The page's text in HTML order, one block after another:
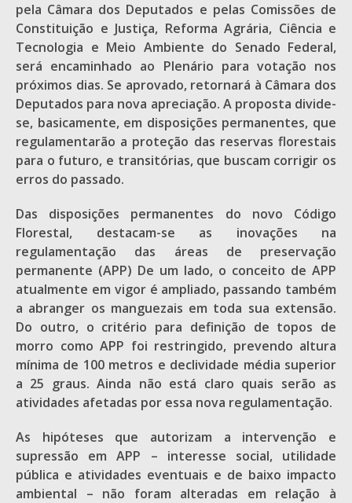
pela Câmara dos Deputados e pelas Comissões de
Constituição e Justiça, Reforma Agrária, Ciência e
Tecnologia e Meio Ambiente do Senado Federal,
será encaminhado ao Plenário para votação nos
próximos dias. Se aprovado, retornará à Câmara dos
Deputados para nova apreciação. A proposta divide-
se, basicamente, em disposições permanentes, que
regulamentarão a proteção das reservas florestais
para o futuro, e transitórias, que buscam corrigir os
erros do passado.
Das disposições permanentes do novo Código
Florestal, destacam-se as inovações na
regulamentação das áreas de preservação
permanente (APP) De um lado, o conceito de APP
atualmente em vigor é ampliado, passando também
a abranger os manguezais em toda sua extensão.
Do outro, o critério para definição de topos de
morro como APP foi restringido, prevendo altura
mínima de 100 metros e declividade média superior
a 25 graus. Ainda não está claro quais serão as
atividades afetadas por essa nova regulamentação.
As hipóteses que autorizam a intervenção e
supressão em APP – interesse social, utilidade
pública e atividades eventuais e de baixo impacto
ambiental – não foram alteradas em relação à